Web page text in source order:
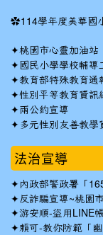
✿114學年度美華國
✦桃園市心靈加油站
✦ 國民小學學校輔導
✦教育部特殊教育通
✦性別平等教育資訊
✦兩公約宣導
✦ 多元性別友善教學
法治宣導
✦ 內政部警政署「
✦反詐騙宣導~桃園
✦游安順-盜用LINE
✦賴可-教你防範「